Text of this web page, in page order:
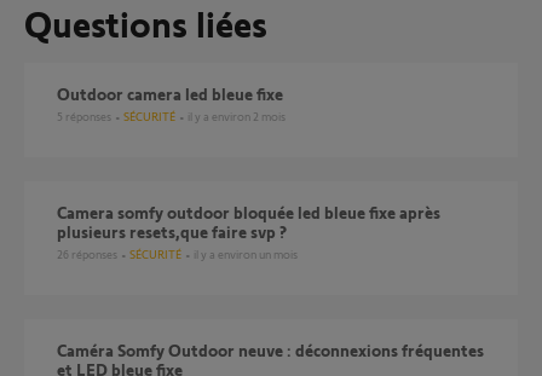
Questions liées
Outdoor camera led bleue fixe
5 réponses SÉCURITÉ il y a environ 2 mois
Camera somfy outdoor bloquée led bleue fixe après
plusieurs resets,que faire svp ?
26 réponses SÉCURITÉ il y a environ un mois
Caméra Somfy Outdoor neuve : déconnexions fréquentes
et LED bleue fixe